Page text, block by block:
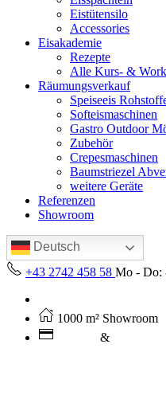
Eistütensilo
Accessories
Eisakademie
Rezepte
Alle Kurs- &
Räumungsverkauf
Speiseeis
Softeismaschinen
Gastro Outdoor
Zubehör
Crepesmaschinen
Baumstriezel
weitere Geräte
Referenzen
Showroom
Deutsch
+43 2742 458 58 Mo - Do:
1000 m² Showroom
&